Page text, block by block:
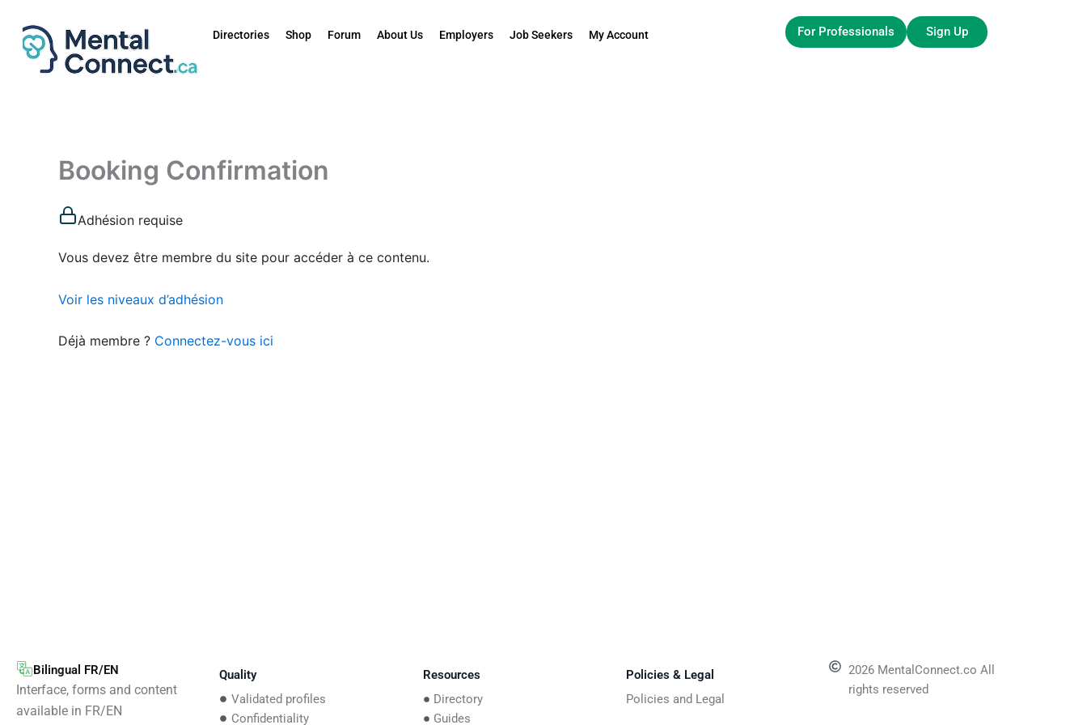
contenu
Directories Shop Forum About Us Employers Job Seekers My Account For Professionals Sign Up
Booking Confirmation
Adhésion requise
Vous devez être membre du site pour accéder à ce contenu.
Voir les niveaux d’adhésion
Déjà membre ? Connectez-vous ici
Bilingual FR/EN
Interface, forms and content
available in FR/EN
Quality
Validated profiles
Confidentiality
Resources
Directory
Guides
Policies & Legal
Policies and Legal
2026 MentalConnect.co All
rights reserved